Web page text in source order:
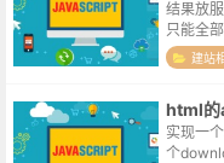
结果放
只能全
可前端
接力的
建站
html的
实现一
个